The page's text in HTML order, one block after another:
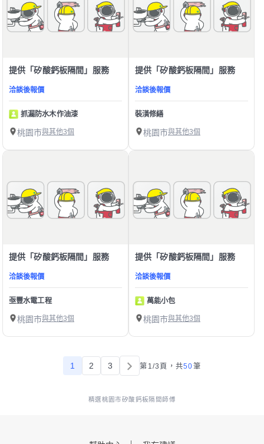
提供「矽酸鈣板隔間」服務
洽談後報價
抓漏防水木作油漆
桃園市與其他3個
提供「矽酸鈣板隔間」服務
洽談後報價
裝潢修繕
桃園市與其他3個
提供「矽酸鈣板隔間」服務
洽談後報價
亟豐水電工程
桃園市與其他3個
提供「矽酸鈣板隔間」服務
洽談後報價
萬能小包
桃園市與其他3個
1 2 3 第1/3頁， 共50筆
精選桃園市矽酸鈣板隔間師傅